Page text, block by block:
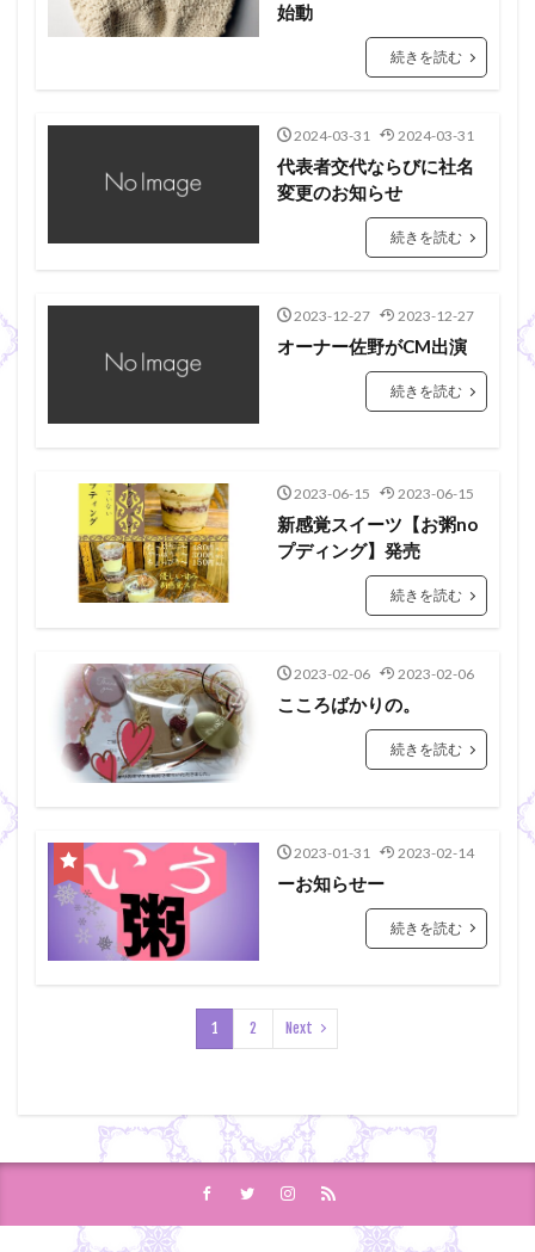
始動
続きを読む
2024-03-31 2024-03-31
代表者交代ならびに社名
変更のお知らせ
続きを読む
2023-12-27 2023-12-27
オーナー佐野がCM出演
続きを読む
2023-06-15 2023-06-15
新感覚スイーツ【お粥no
プディング】発売
続きを読む
2023-02-06 2023-02-06
こころばかりの。
続きを読む
2023-01-31 2023-02-14
ーお知らせー
続きを読む
1 2 Next